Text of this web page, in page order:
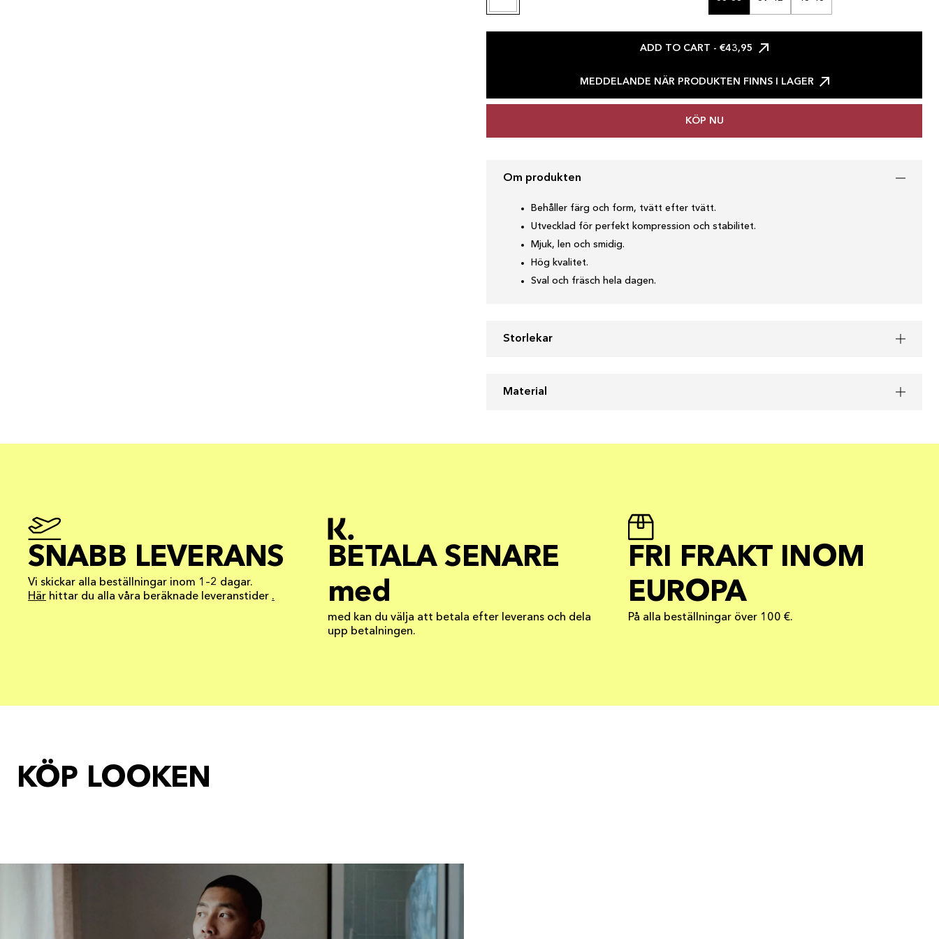
ADD TO CART - €43,95
MEDDELANDE NÄR PRODUKTEN FINNS I LAGER
KÖP NU
Om produkten
Behåller färg och form, tvätt efter tvätt.
Utvecklad för perfekt kompression och stabilitet.
Mjuk, len och smidig.
Hög kvalitet.
Sval och fräsch hela dagen.
Storlekar
Material
SNABB LEVERANS
Vi skickar alla beställningar inom 1–2 dagar.
Här hittar du alla våra beräknade leveranstider .
BETALA SENARE
med
med kan du välja att betala efter leverans och dela
upp betalningen.
FRI FRAKT INOM
EUROPA
På alla beställningar över 100 €.
KÖP LOOKEN